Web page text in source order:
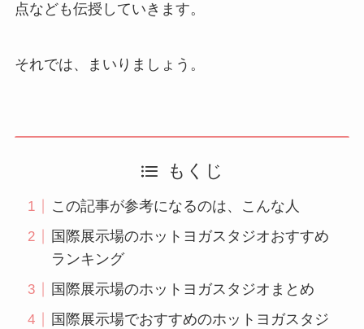
点なども伝授していきます。
それでは、まいりましょう。
もくじ
この記事が参考になるのは、こんな人
国際展示場のホットヨガスタジオおすすめ
ランキング
国際展示場のホットヨガスタジオまとめ
国際展示場でおすすめのホットヨガスタジ